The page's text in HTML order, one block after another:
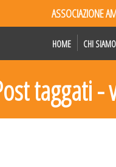
ASSOCIAZIONE
HOME CHI SIAMO
taggati -